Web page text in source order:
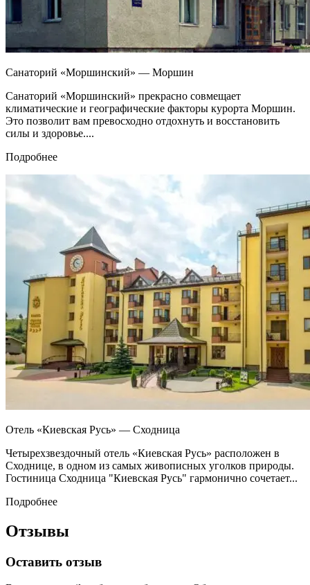
Санаторий «Моршинский» — Моршин
Санаторий «Моршинский» прекрасно совмещает
климатические и географические факторы курорта Моршин.
Это позволит вам превосходно отдохнуть и восстановить
силы и здоровье....
Подробнее
Отель «Киевская Русь» — Сходница
Четырехзвездочный отель «Киевская Русь» расположен в
Сходнице, в одном из самых живописных уголков природы.
Гостиница Сходница "Киевская Русь" гармонично сочетает...
Подробнее
Отзывы
Оставить отзыв